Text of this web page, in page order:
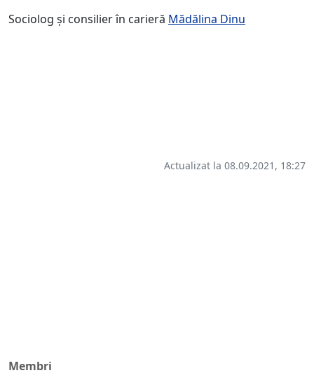
Membri
Sociolog și consilier în carieră Mădălina Dinu
Actualizat la 08.09.2021, 18:27